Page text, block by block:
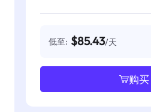
低至: $85.43/天
购买